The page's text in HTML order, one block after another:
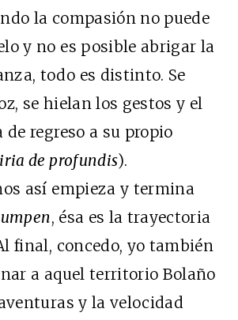
la compasión no puede
y no es posible abrigar la
todo es distinto. Se
se hielan los gestos y el
regreso a su propio
de profundis).
así empieza y termina
, ésa es la trayectoria
final, concedo, yo también
a aquel territorio Bolaño
y la velocidad